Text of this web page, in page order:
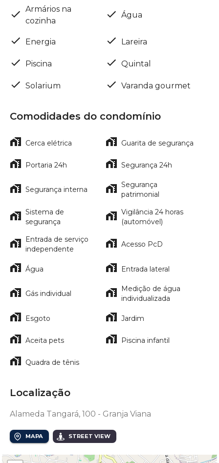
Armários na
cozinha
Água
Energia Lareira
Piscina Quintal
Solarium Varanda gourmet
Comodidades do condomínio
Cerca elétrica Guarita de segurança
Portaria 24h Segurança 24h
Segurança interna
Segurança
patrimonial
Sistema de
segurança
Vigilância 24 horas
(automóvel)
Entrada de serviço
independente
Acesso PcD
Água Entrada lateral
Gás individual
Medição de água
individualizada
Esgoto Jardim
Aceita pets Piscina infantil
Quadra de tênis
Localização
Alameda Tangará, 100 - Granja Viana
MAPA STREET VIEW